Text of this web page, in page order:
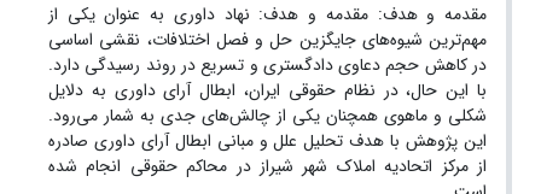
مقدمه و هدف: مقدمه و هدف: نهاد داوری به عنوان یکی از
مهم‌ترین شیوه‌های جایگزین حل و فصل اختلافات، نقشی اساسی
در کاهش حجم دعاوی دادگستری و تسریع در روند رسیدگی دارد.
با این حال، در نظام حقوقی ایران، ابطال آرای داوری به دلایل
شکلی و ماهوی همچنان یکی از چالش‌های جدی به شمار می‌رود.
این پژوهش با هدف تحلیل علل و مبانی ابطال آرای داوری صادره
از مرکز اتحادیه املاک شهر شیراز در محاکم حقوقی انجام شده